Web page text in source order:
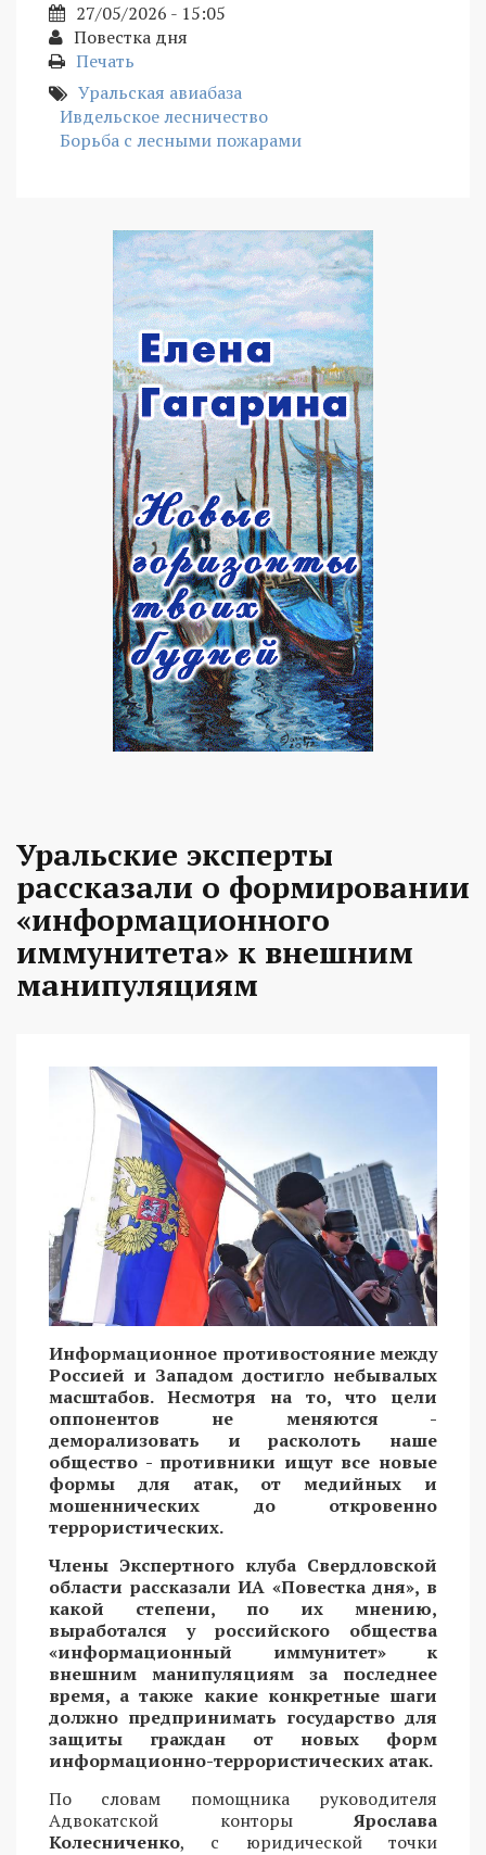
27/05/2026 - 15:05
Повестка дня
Печать
Уральская авиабаза
Ивдельское лесничество
Борьба с лесными пожарами
Уральские эксперты
рассказали о формировании
«информационного
иммунитета» к внешним
манипуляциям
Информационное противостояние между
Россией и Западом достигло небывалых
масштабов. Несмотря на то, что цели
оппонентов не меняются -
деморализовать и расколоть наше
общество - противники ищут все новые
формы для атак, от медийных и
мошеннических до откровенно
террористических.
Члены Экспертного клуба Свердловской
области рассказали ИА «Повестка дня», в
какой степени, по их мнению,
выработался у российского общества
«информационный иммунитет» к
внешним манипуляциям за последнее
время, а также какие конкретные шаги
должно предпринимать государство для
защиты граждан от новых форм
информационно-террористических атак.
По словам помощника руководителя
Адвокатской конторыЯрослава
Колесниченко, с юридической точки